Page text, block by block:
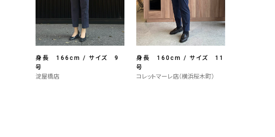
身長 166cm / サイズ 9
号
淀屋橋店
身長 160cm / サイズ 11
号
コレットマーレ店（横浜桜木町）